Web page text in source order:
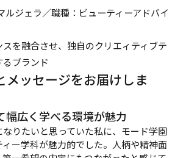
ルジェラ／職種：ビューティーアドバイ
を融合させ、独自のクリエィティブテ
ブランド
メッセージをお届けしま
幅広く学べる環境が魅力
りたいと思っていた私に、モード学園
ー学科が魅力的でした。人柄や精神面